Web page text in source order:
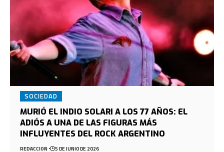
SOCIEDAD
MURIÓ EL INDIO SOLARI A LOS 77 AÑOS: EL
ADIÓS A UNA DE LAS FIGURAS MÁS
INFLUYENTES DEL ROCK ARGENTINO
REDACCION 5 DE JUNIO DE 2026